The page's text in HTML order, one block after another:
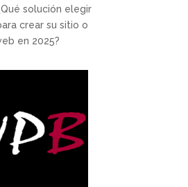
solución elegir
crear su sitio o
en 2025?